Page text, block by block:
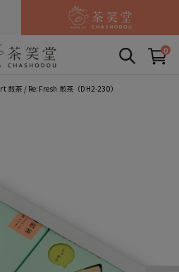
0
煎茶 / Re:Fresh 煎茶（DH2-230）